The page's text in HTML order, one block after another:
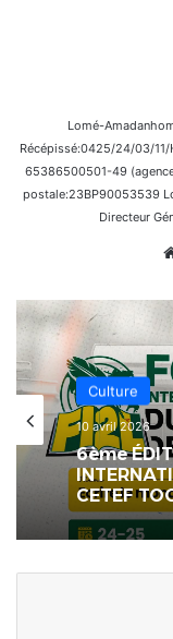
Lomé-
Récépissé:0425/24/03/11/
65386500501-49
postale:23BP90053539
Directeur
Culture
10 avril 2026
6ème
CETEF